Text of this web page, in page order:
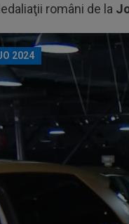
români de la
2024